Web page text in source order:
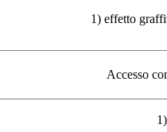
1) effetto
Accesso